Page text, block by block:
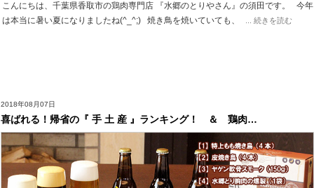
こんにちは、千葉県香取市の鶏肉専門店 『水郷のとりやさん』の須田です。 今年
は本当に暑い夏になりましたね(^_^;) 焼き鳥を焼いていても、
... 続きを読む
2018年08月07日
喜ばれる！帰省の『 手 土 産 』ランキング！ ＆ 鶏肉…